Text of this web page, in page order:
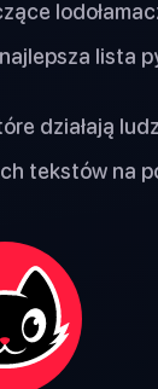
lista
działają
tekstów na